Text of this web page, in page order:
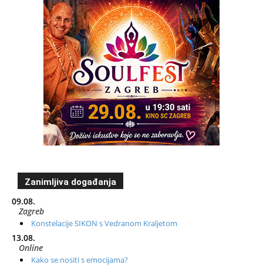
Zanimljiva događanja
09.08.
Zagreb
Konstelacije SIKON s Vedranom Kraljetom
13.08.
Online
Kako se nositi s emocijama?